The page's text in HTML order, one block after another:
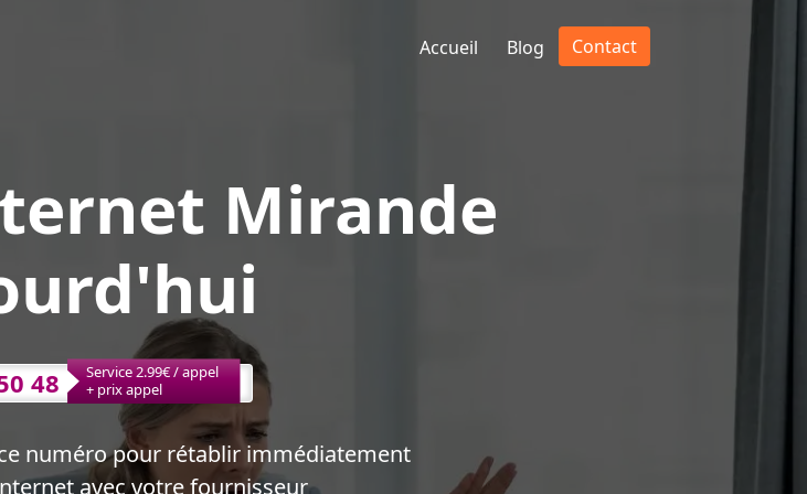
Accueil Blog Contact
Mirande
48
Service 2.99€ / appel
+ prix appel
numéro pour rétablir immédiatement
avec votre fournisseur